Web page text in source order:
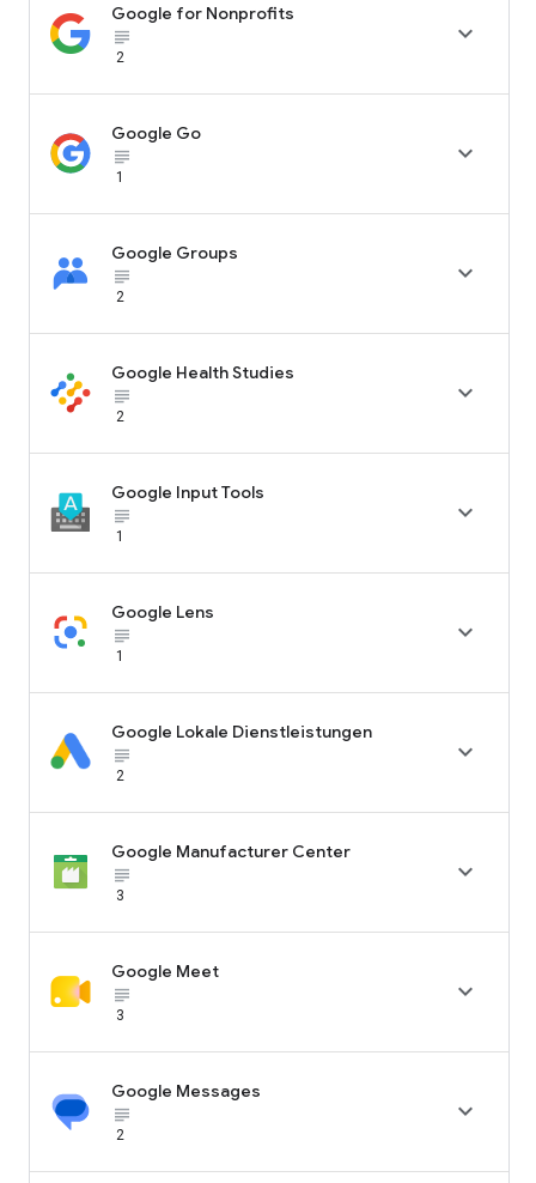
Google for Nonprofits
subject_black
2

Google Go
subject_black
1

Google Groups
subject_black
2

Google Health Studies
subject_black
2

Google Input Tools
subject_black
1

Google Lens
subject_black
1

Google Lokale Dienstleistungen
subject_black
2

Google Manufacturer Center
subject_black
3

Google Meet
subject_black
3

Google Messages
subject_black
2
